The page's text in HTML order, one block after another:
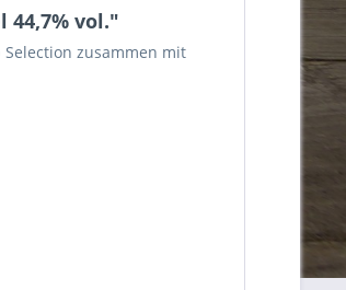
44,7% vol."
zusammen mit